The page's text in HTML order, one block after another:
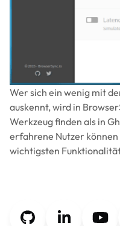
Wer sich ein wenig mit
auskennt, wird in
Werkzeug finden als in
erfahrene Nutzer
wichtigsten